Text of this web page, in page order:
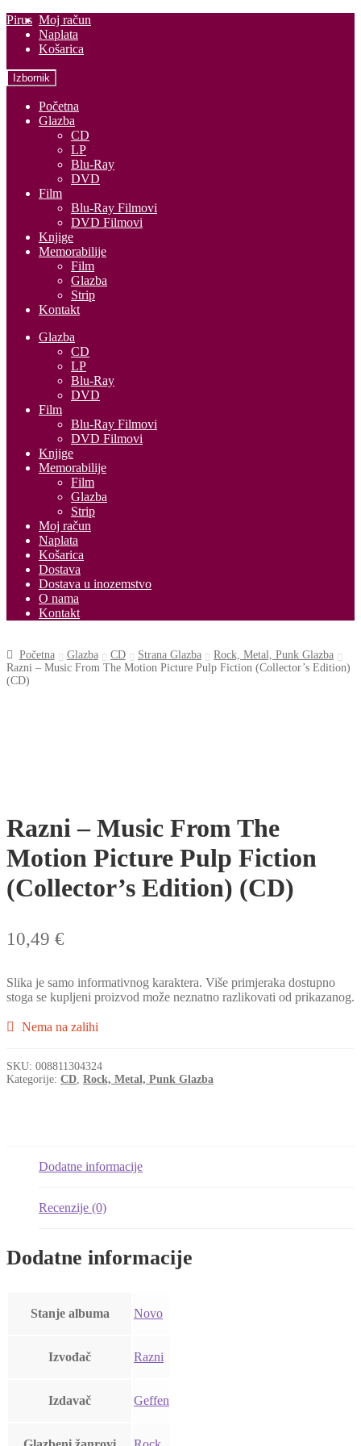
Preskoči
navigaciju
Skoči
sadržaja
Pirus Moj račun
Naplata
Košarica
Izbornik
Početna
Glazba
CD
LP
Blu-Ray
DVD
Film
Blu-Ray Filmovi
DVD Filmovi
Knjige
Memorabilije
Film
Glazba
Strip
Kontakt
Glazba
CD
LP
Blu-Ray
DVD
Film
Blu-Ray Filmovi
DVD Filmovi
Knjige
Memorabilije
Film
Glazba
Strip
Moj račun
Naplata
Košarica
Dostava
Dostava u inozemstvo
O nama
Kontakt
Početna Glazba CD Strana Glazba
Rock, Metal, Punk Glazba
Razni – Music From The Motion Picture Pulp Fiction (Collector’s Edition)
(CD)
Razni – Music From The
Motion Picture Pulp Fiction
(Collector’s Edition) (CD)
10,49 €
Slika je samo informativnog karaktera. Više primjeraka dostupno
stoga se kupljeni proizvod može neznatno razlikovati od prikazanog.
Nema na zalihi
SKU: 008811304324
Kategorije: CD Rock, Metal, Punk Glazba
Dodatne informacije
Recenzije (0)
Dodatne informacije
Stanje albuma Novo
Izvođač Razni
Izdavač Geffen